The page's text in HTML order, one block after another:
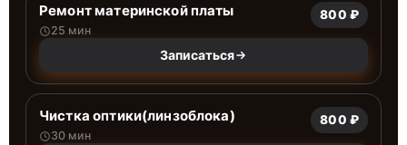
Ремонт материнской платы
25 мин
800 ₽
Записаться
Чистка оптики(линзоблока)
30 мин
800 ₽